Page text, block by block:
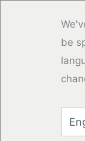
be